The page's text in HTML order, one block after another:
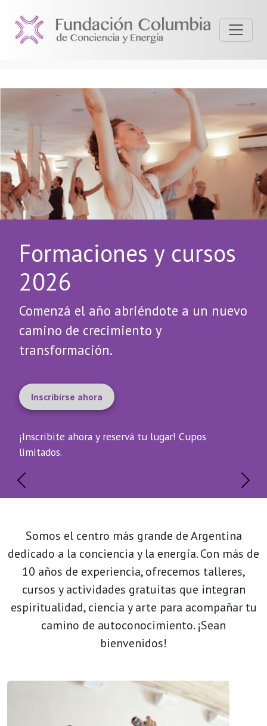
Formaciones y cursos
2026
Comenzá el año abriéndote a un nuevo
camino de crecimiento y
transformación.
Inscribirse ahora
¡Inscribite ahora y reservá tu lugar! Cupos
limitados.
Somos el centro más grande de Argentina
dedicado a la conciencia y la energía. Con más de
10 años de experiencia, ofrecemos talleres,
cursos y actividades gratuitas que integran
espiritualidad, ciencia y arte para acompañar tu
camino de autoconocimiento. ¡Sean
bienvenidos!